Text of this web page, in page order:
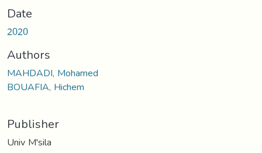
Date
2020
Authors
MAHDADI, Mohamed
BOUAFIA, Hichem
Publisher
Univ M'sila